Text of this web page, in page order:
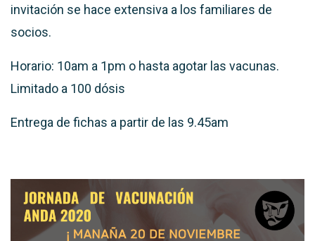
invitación se hace extensiva a los familiares de
socios.
Horario: 10am a 1pm o hasta agotar las vacunas.
Limitado a 100 dósis
Entrega de fichas a partir de las 9.45am